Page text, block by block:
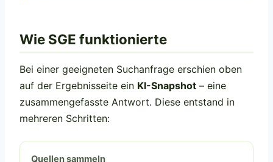
Wie SGE funktionierte
Bei einer geeigneten Suchanfrage erschien oben
auf der Ergebnisseite ein KI-Snapshot – eine
zusammengefasste Antwort. Diese entstand in
mehreren Schritten:
Quellen sammeln